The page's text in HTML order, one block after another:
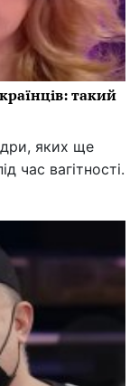
такий
яких ще
час вагітності.